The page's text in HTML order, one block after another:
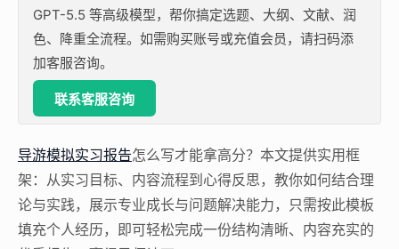
GPT-5.5 等高级模型，帮你搞定选题、大纲、文献、润
色、降重全流程。如需购买账号或充值会员，请扫码添
加客服咨询。
联系客服咨询
导游模拟实习报告怎么写才能拿高分？本文提供实用框
架：从实习目标、内容流程到心得反思，教你如何结合理
论与实践，展示专业成长与问题解决能力，只需按此模板
填充个人经历，即可轻松完成一份结构清晰、内容充实的